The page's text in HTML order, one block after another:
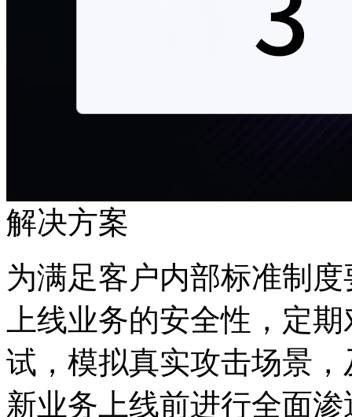
解决方案
为满足客户内部标准制度
上线业务的安全性，
试，模拟真实攻击场景
新业务上线前进行全面渗